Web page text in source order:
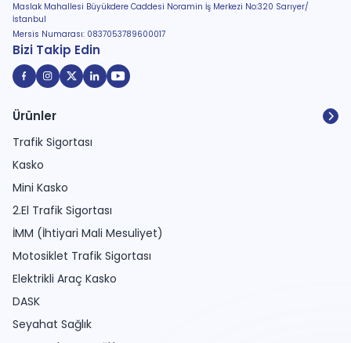
Maslak Mahallesi Büyükdere Caddesi Noramin İş Merkezi No:320 Sarıyer/
İstanbul
Mersis Numarası: 0837053789600017
Bizi Takip Edin
Ürünler
Trafik Sigortası
Kasko
Mini Kasko
2.El Trafik Sigortası
İMM (İhtiyari Mali Mesuliyet)
Motosiklet Trafik Sigortası
Elektrikli Araç Kasko
DASK
Seyahat Sağlık